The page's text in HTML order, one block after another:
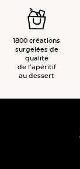
1800 créations
surgelées de
qualité
de l’apéritif
au dessert